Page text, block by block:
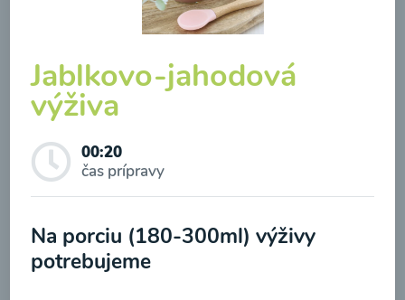
Karfiolovo-zemiakový
Jablkovo-jahodová
výživa
00:20
čas prípravy
Na porciu (180-300ml) výživy
potrebujeme
Odber noviniek a akcií
Odoslaním registrácie na Newsletter súhlasím so
spracovaním osobných údajov pre účely